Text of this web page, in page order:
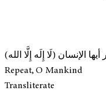
الإنسان (لَا إِلَه إِلَّا الله)
Repeat, O Mankind
Transliterate